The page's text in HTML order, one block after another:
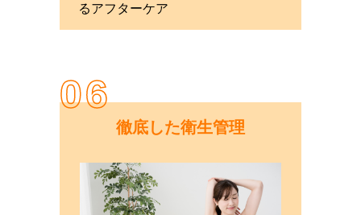
るアフターケア
06
徹底した衛生管理